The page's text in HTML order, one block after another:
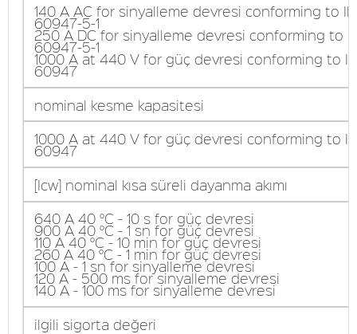
140 A AC for sinyalleme devresi conforming to
60947-5-1
250 A DC for sinyalleme devresi conforming to
60947-5-1
1000 A at 440 V for güç devresi conforming to
60947
nominal kesme kapasitesi
1000 A at 440 V for güç devresi conforming to
60947
[Icw] nominal kısa süreli dayanma akımı
640 A 40 °C - 10 s for güç devresi
900 A 40 °C - 1 sn for güç devresi
110 A 40 °C - 10 min for güç devresi
260 A 40 °C - 1 min for güç devresi
100 A - 1 sn for sinyalleme devresi
120 A - 500 ms for sinyalleme devresi
140 A - 100 ms for sinyalleme devresi
ilgili sigorta değeri